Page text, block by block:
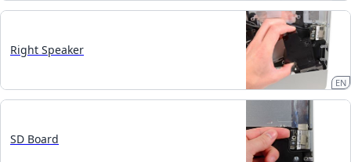
Right Speaker
EN
SD Board